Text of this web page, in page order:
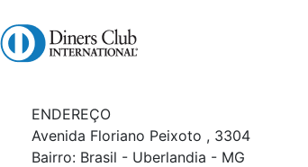
ENDEREÇO
Avenida Floriano Peixoto , 3304
Bairro: Brasil - Uberlandia - MG